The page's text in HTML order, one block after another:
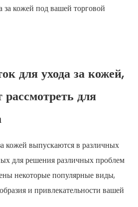
для ухода за кожей,
для
кожей выпускаются в различных
для решения различных проблем
некоторые популярные виды,
и привлекательности вашей